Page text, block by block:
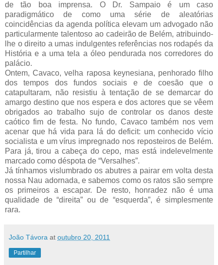
de tão boa imprensa. O Dr. Sampaio é um caso
paradigmático de como uma série de aleatórias
coincidências da agenda política elevam um advogado não
particularmente talentoso ao cadeirão de Belém, atribuindo-
lhe o direito a umas indulgentes referências nos rodapés da
História e a uma tela a óleo pendurada nos corredores do
palácio.
Ontem, Cavaco, velha raposa keynesiana, penhorado filho
dos tempos dos fundos sociais e de coesão que o
catapultaram, não resistiu à tentação de se demarcar do
amargo destino que nos espera e dos actores que se vêem
obrigados ao trabalho sujo de controlar os danos deste
caótico fim de festa. No fundo, Cavaco também nos vem
acenar que há vida para lá do deficit: um conhecido vício
socialista e um vírus impregnado nos reposteiros de Belém.
Para já, tirou a cabeça do cepo, mas está indelevelmente
marcado como déspota de “Versalhes”.
Já tínhamos vislumbrado os abutres a pairar em volta desta
nossa Nau adornada, e sabemos como os ratos são sempre
os primeiros a escapar. De resto, honradez não é uma
qualidade de “direita” ou de “esquerda”, é simplesmente
rara.
João Távora at outubro 20, 2011
Partilhar